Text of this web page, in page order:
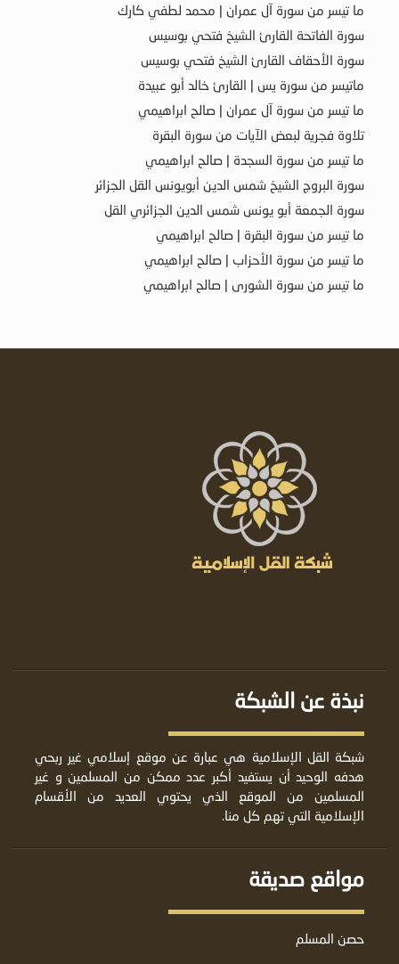
ما تيسر من سورة آل عمران | محمد لطفي كارك
سورة الفاتحة القارئ الشيخ فتحي بوسيس
سورة الأحقاف القارئ الشيخ فتحي بوسيس
ماتيسر من سورة يس | القارئ خالد أبو عبيدة
ما تيسر من سورة آل عمران | صالح ابراهيمي
تلاوة فجرية لبعض الآيات من سورة البقرة
ما تيسر من سورة السجدة | صالح ابراهيمي
سورة البروج الشيخ شمس الدين أبويونس القل الجزائر
سورة الجمعة أبو يونس شمس الدين الجزائري القل
ما تيسر من سورة البقرة | صالح ابراهيمي
ما تيسر من سورة الأحزاب | صالح ابراهيمي
ما تيسر من سورة الشورى | صالح ابراهيمي
نبذة عن الشبكة
شبكة القل الإسلامية هي عبارة عن موقع إسلامي غير ربحي
هدفه الوحيد أن يستفيد أكبر عدد ممكن من المسلمين و غير
المسلمين من الموقع الذي يحتوي العديد من الأقسام
الإسلامية التي تهم كل منا.
مواقع صديقة
حصن المسلم